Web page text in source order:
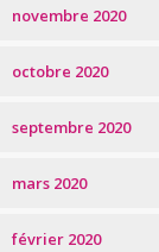
novembre 2020
octobre 2020
septembre 2020
mars 2020
février 2020